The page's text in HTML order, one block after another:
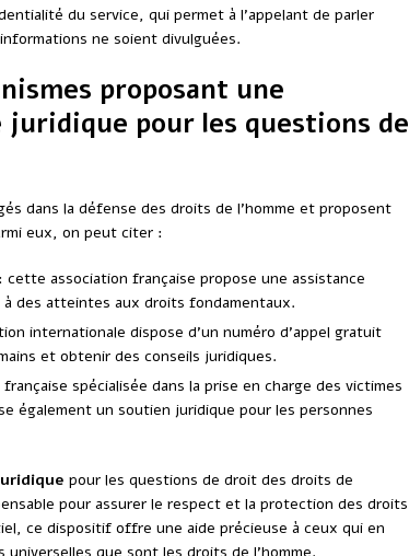
du service, qui permet à l’appelant de parler
ne soient divulguées.
proposant une
pour les questions de
dans la défense des droits de l’homme et proposent
eux, on peut citer :
: cette association française propose une assistance
des atteintes aux droits fondamentaux.
internationale dispose d’un numéro d’appel gratuit
et obtenir des conseils juridiques.
spécialisée dans la prise en charge des victimes
également un soutien juridique pour les personnes
pour les questions de droit des droits de
pour assurer le respect et la protection des droits
ce dispositif offre une aide précieuse à ceux qui en